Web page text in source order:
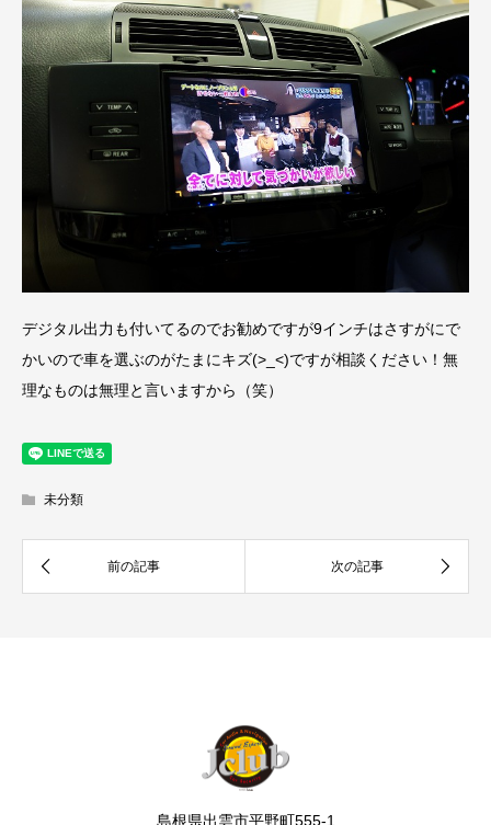
デジタル出力も付いてるのでお勧めですが9インチはさすがにで
かいので車を選ぶのがたまにキズ(>_<)ですが相談ください！無
理なものは無理と言いますから（笑）
未分類
島根県出雲市平野町555-1